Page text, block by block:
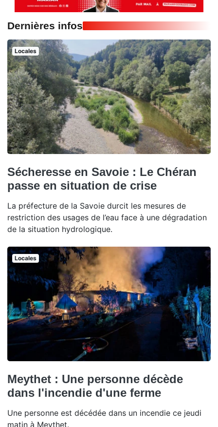
Dernières infos
Locales
Sécheresse en Savoie : Le Chéran
passe en situation de crise
La préfecture de la Savoie durcit les mesures de
restriction des usages de l’eau face à une dégradation
de la situation hydrologique.
Locales
Meythet : Une personne décède
dans l'incendie d'une ferme
Une personne est décédée dans un incendie ce jeudi
matin à Meythet.